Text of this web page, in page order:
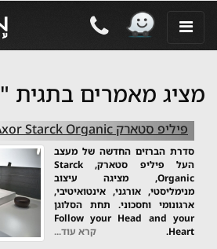
מציג מאמרים בתגית "Axor"
פיליפ סטארק Axor Starck Organic
סדרת הברזים החדשה של מעצב
העל פיליפ סטארק, Starck
Organic, מציגה עיצוב
מנימליסטי, אורגני, אינטואיטיבי,
ארגונומי וחסכוני. תחת הסלוגן
Follow your Head and your
Heart.
קרא עוד...